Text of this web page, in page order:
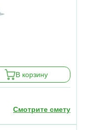
В корзину
Смотрите смету